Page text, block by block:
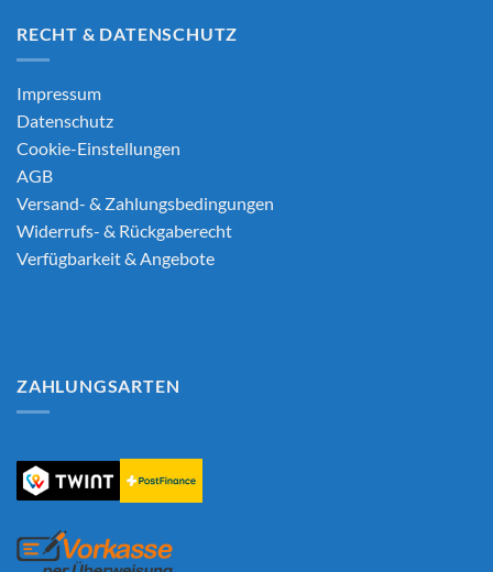
RECHT & DATENSCHUTZ
Impressum
Datenschutz
Cookie-Einstellungen
AGB
Versand- & Zahlungsbedingungen
Widerrufs- & Rückgaberecht
Verfügbarkeit & Angebote
ZAHLUNGSARTEN